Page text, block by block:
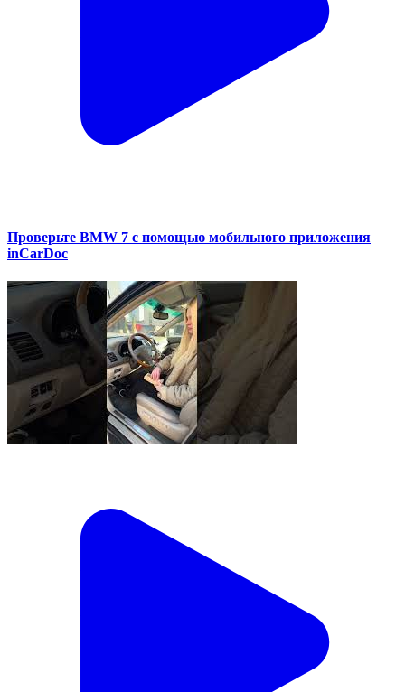
Проверьте BMW 7 с помощью мобильного приложения
inCarDoc